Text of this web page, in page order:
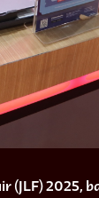
(JLF) 2025,